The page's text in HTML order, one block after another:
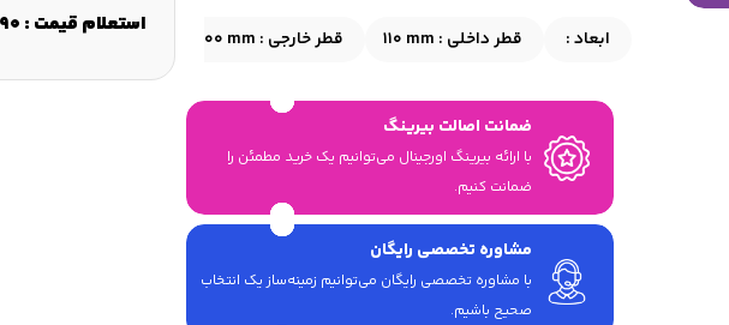
ابعاد : قطر داخلی : 110 mm قطر خارجی : 200 mm
38 mm
ضمانت اصالت بیرینگ
با ارائه بیرینگ اورجینال می‎‌توانیم یک خرید مطمئن را
ضمانت کنیم.
مشاوره تخصصی رایگان
با مشاوره تخصصی رایگان می‌توانیم زمینه‌ساز یک انتخاب
صحیح باشیم.
استعلام قیمت : 33977190-021